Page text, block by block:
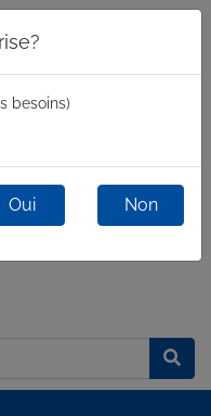
besoins)
Oui Non